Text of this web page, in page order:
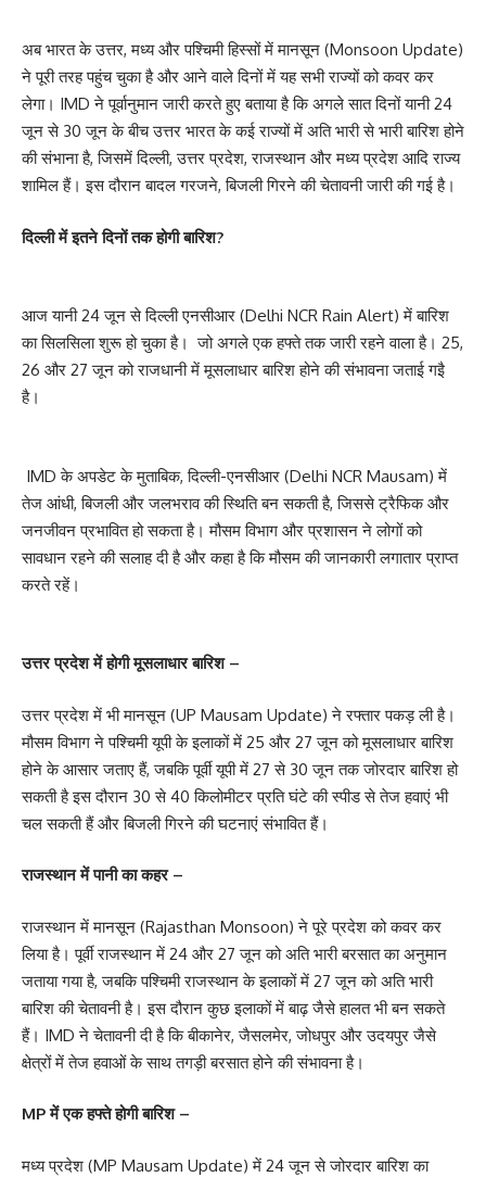
अब भारत के उत्तर, मध्य और पश्चिमी हिस्सों में मानसून (Monsoon Update)
ने पूरी तरह पहुंच चुका है और आने वाले दिनों में यह सभी राज्यों को कवर कर
लेगा। IMD ने पूर्वानुमान जारी करते हुए बताया है कि अगले सात दिनों यानी 24
जून से 30 जून के बीच उत्तर भारत के कई राज्यों में अति भारी से भारी बारिश होने
की संभाना है, जिसमें दिल्ली, उत्तर प्रदेश, राजस्थान और मध्य प्रदेश आदि राज्य
शामिल हैं। इस दौरान बादल गरजने, बिजली गिरने की चेतावनी जारी की गई है।
दिल्ली में इतने दिनों तक होगी बारिश?
आज यानी 24 जून से दिल्ली एनसीआर (Delhi NCR Rain Alert) में बारिश
का सिलसिला शुरू हो चुका है। जो अगले एक हफ्ते तक जारी रहने वाला है। 25,
26 और 27 जून को राजधानी में मूसलाधार बारिश होने की संभावना जताई गइै
है।
IMD के अपडेट के मुताबिक, दिल्ली-एनसीआर (Delhi NCR Mausam) में
तेज आंधी, बिजली और जलभराव की स्थिति बन सकती है, जिससे ट्रैफिक और
जनजीवन प्रभावित हो सकता है। मौसम विभाग और प्रशासन ने लोगों को
सावधान रहने की सलाह दी है और कहा है कि मौसम की जानकारी लगातार प्राप्त
करते रहें।
उत्तर प्रदेश में होगी मूसलाधार बारिश –
उत्तर प्रदेश में भी मानसून (UP Mausam Update) ने रफ्तार पकड़ ली है।
मौसम विभाग ने पश्चिमी यूपी के इलाकों में 25 और 27 जून को मूसलाधार बारिश
होने के आसार जताए हैं, जबकि पूर्वी यूपी में 27 से 30 जून तक जोरदार बारिश हो
सकती है इस दौरान 30 से 40 किलोमीटर प्रति घंटे की स्पीड से तेज हवाएं भी
चल सकती हैं और बिजली गिरने की घटनाएं संभावित हैं।
राजस्थान में पानी का कहर –
राजस्थान में मानसून (Rajasthan Monsoon) ने पूरे प्रदेश को कवर कर
लिया है। पूर्वी राजस्थान में 24 और 27 जून को अति भारी बरसात का अनुमान
जताया गया है, जबकि पश्चिमी राजस्थान के इलाकों में 27 जून को अति भारी
बारिश की चेतावनी है। इस दौरान कुछ इलाकों में बाढ़ जैसे हालत भी बन सकते
हैं। IMD ने चेतावनी दी है कि बीकानेर, जैसलमेर, जोधपुर और उदयपुर जैसे
क्षेत्रों में तेज हवाओं के साथ तगड़ी बरसात होने की संभावना है।
MP में एक हफ्ते होगी बारिश –
मध्य प्रदेश (MP Mausam Update) में 24 जून से जोरदार बारिश का